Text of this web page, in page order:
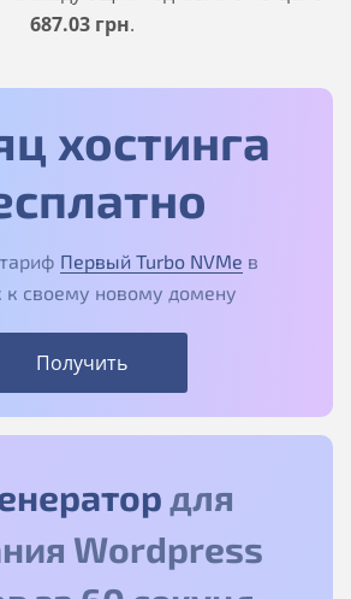
687.03грн.
хостинга
Первый Turbo NVMe в
к своему новому домену
Получить
для
Wordpress